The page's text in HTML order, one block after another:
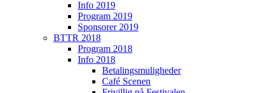
Info 2019
Program 2019
Sponsorer 2019
BTTR 2018
Program 2018
Info 2018
Betalingsmuligheder
Café Scenen